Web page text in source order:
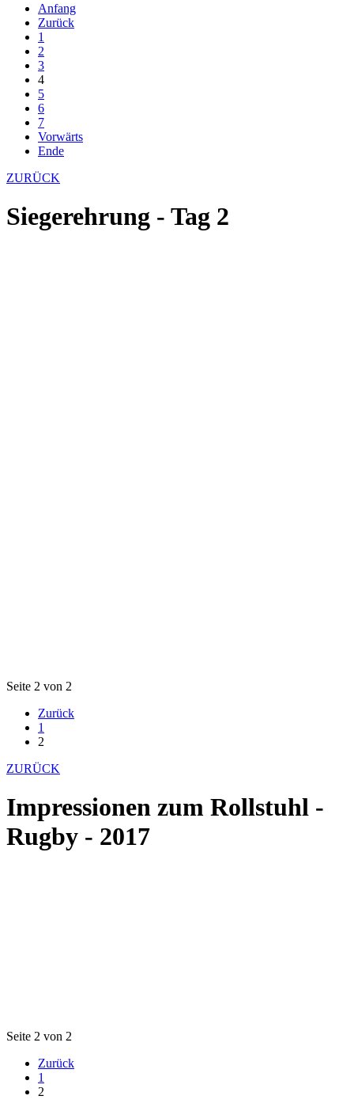
Anfang
Zurück
1
2
3
4
5
6
7
Vorwärts
Ende
ZURÜCK
Siegerehrung - Tag 2
Seite 2 von 2
Zurück
1
2
ZURÜCK
Impressionen zum Rollstuhl -
Rugby - 2017
Seite 2 von 2
Zurück
1
2